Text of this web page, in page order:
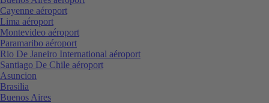
Cayenne aéroport
Lima aéroport
Montevideo aéroport
Paramaribo aéroport
Rio De Janeiro International aéroport
Santiago De Chile aéroport
Asuncion
Brasilia
Buenos Aires